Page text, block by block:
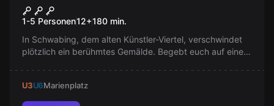
Neu
Der Kunstdiebstahl
1-5 Personen12+180 min.
In Schwabing, dem alten Künstler-Viertel, verschwindet
plötzlich ein berühmtes Gemälde. Begebt euch auf eine
voller Geheimnisse und künstlerischer Umbrüche.
U3U6Marienplatz